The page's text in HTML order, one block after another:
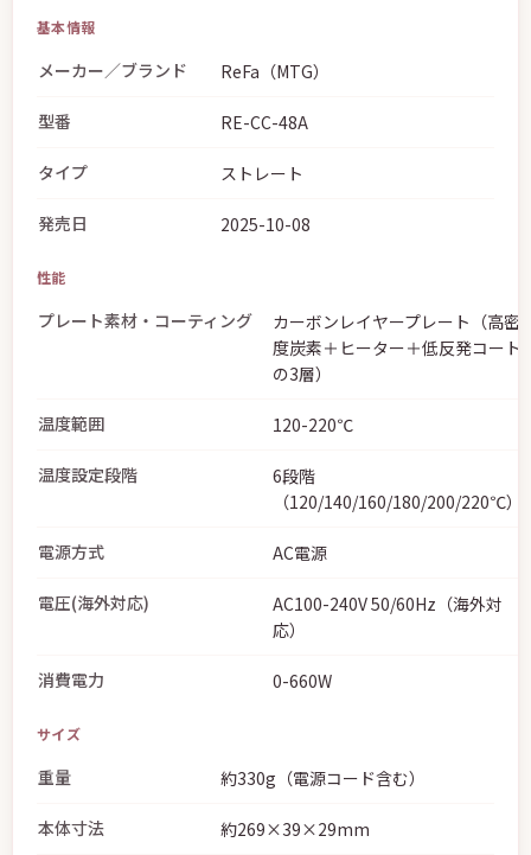
基本情報
メーカー／ブランド ReFa（MTG）
型番 RE-CC-48A
タイプ ストレート
発売日 2025-10-08
性能
プレート素材・コーティング
カーボンレイヤープレート（高密
度炭素＋ヒーター＋低反発コート
の3層）
温度範囲 120-220℃
温度設定段階
6段階
（120/140/160/180/200/220℃）
電源方式 AC電源
電圧(海外対応)
AC100-240V 50/60Hz（海外対
応）
消費電力 0-660W
サイズ
重量 約330g（電源コード含む）
本体寸法 約269×39×29mm